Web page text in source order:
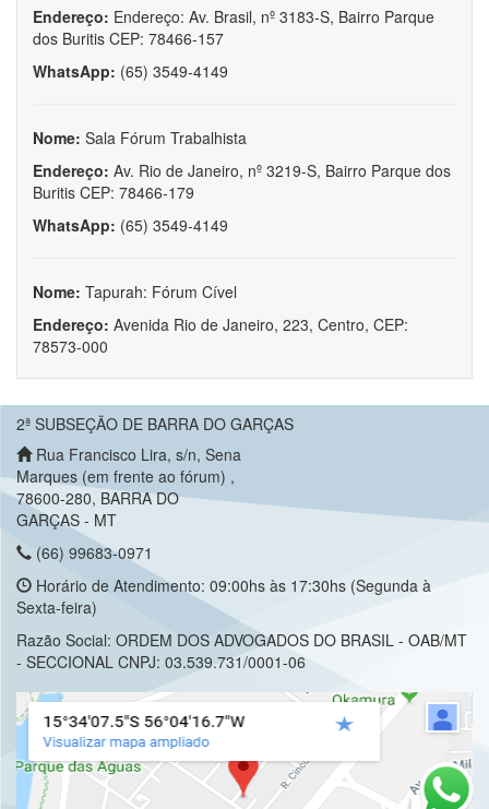
Endereço: Endereço: Av. Brasil, nº 3183-S, Bairro Parque
dos Buritis CEP: 78466-157
WhatsApp: (65) 3549-4149
Nome: Sala Fórum Trabalhista
Endereço: Av. Rio de Janeiro, nº 3219-S, Bairro Parque dos
Buritis CEP: 78466-179
WhatsApp: (65) 3549-4149
Nome: Tapurah: Fórum Cível
Endereço: Avenida Rio de Janeiro, 223, Centro, CEP:
78573-000
2ª SUBSEÇÃO DE BARRA DO GARÇAS
Rua Francisco Lira, s/n, Sena
Marques (em frente ao fórum) ,
78600-280, BARRA DO
GARÇAS - MT
(66) 99683-0971
Horário de Atendimento: 09:00hs às 17:30hs (Segunda à
Sexta-feira)
Razão Social: ORDEM DOS ADVOGADOS DO BRASIL - OAB/MT
- SECCIONAL CNPJ: 03.539.731/0001-06